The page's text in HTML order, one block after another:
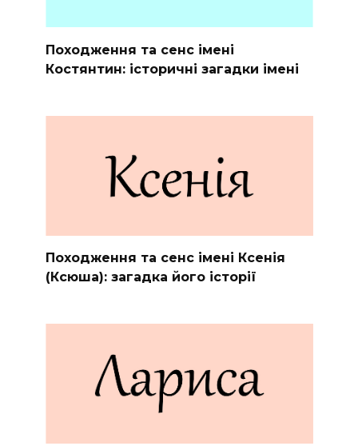
Походження та сенс імені
Костянтин: історичні загадки імені
Походження та сенс імені Ксенія
(Ксюша): загадка його історії